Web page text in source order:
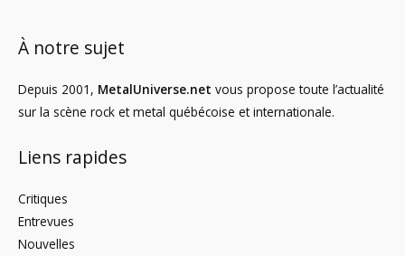
À notre sujet
Depuis 2001, MetalUniverse.net vous propose toute l’actualité
sur la scène rock et metal québécoise et internationale.
Liens rapides
Critiques
Entrevues
Nouvelles